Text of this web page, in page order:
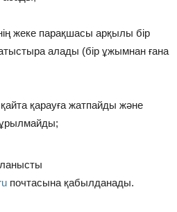
жеке парақшасы арқылы бір
алады (бір ұжымнан ғана
қарауға жатпайды және
почтасына қабылданады.